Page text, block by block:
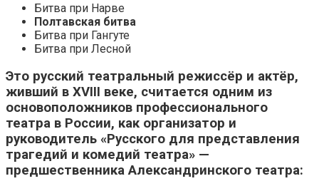
Битва при Нарве
Полтавская битва
Битва при Гангуте
Битва при Лесной
Это русский театральный режиссёр и актёр,
живший в XVIII веке, считается одним из
основоположников профессионального
театра в России, как организатор и
руководитель «Русского для представления
трагедий и комедий театра» —
предшественника Александринского театра: